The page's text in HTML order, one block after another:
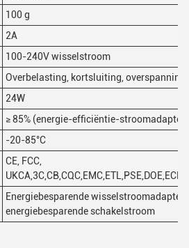
100 g
2A
100-240V wisselstroom
Overbelasting, kortsluiting, overspanning
24W
≥ 85% (energie-efficiëntie-stroomadapter)
-20-85°C
CE, FCC,
Energiebesparende wisselstroomadapter,
energiebesparende schakelstroom